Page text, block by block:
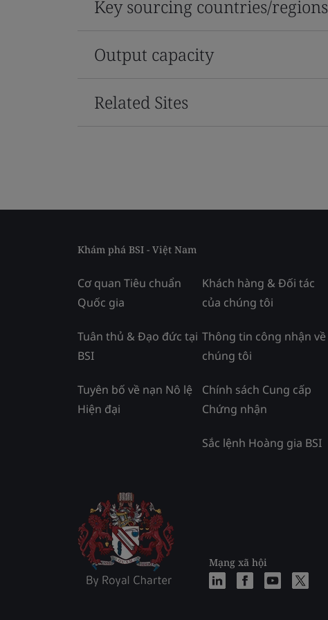
Key sourcing countries/regions
Output capacity
Related Sites
Khám phá BSI - Việt Nam
Cơ quan Tiêu chuẩn
Quốc gia
Tuân thủ & Đạo đức tại
BSI
Tuyên bố về nạn Nô lệ
Hiện đại
Khách hàng & Đối tác
của chúng tôi
Thông tin công nhận về
chúng tôi
Chính sách Cung cấp
Chứng nhận
Sắc lệnh Hoàng gia BSI
Mạng xã hội